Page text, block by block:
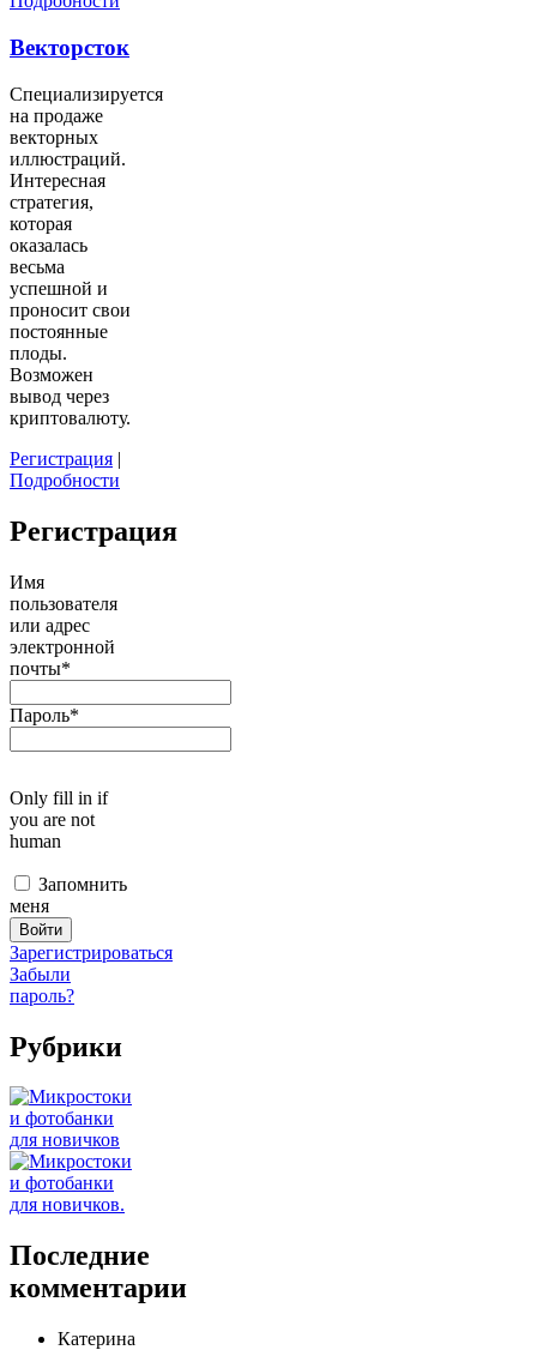
Векторсток
Специализируется
на продаже
векторных
иллюстраций.
Интересная
стратегия,
которая
оказалась
весьма
успешной и
проносит свои
постоянные
плоды.
Возможен
вывод через
криптовалюту.
Регистрация |
Подробности
Регистрация
Имя
пользователя
или адрес
электронной
почты*
Пароль*
Only fill in if
you are not
human
Запомнить
меня
Зарегистрироваться
Забыли
пароль?
Рубрики
Последние
комментарии
Катерина